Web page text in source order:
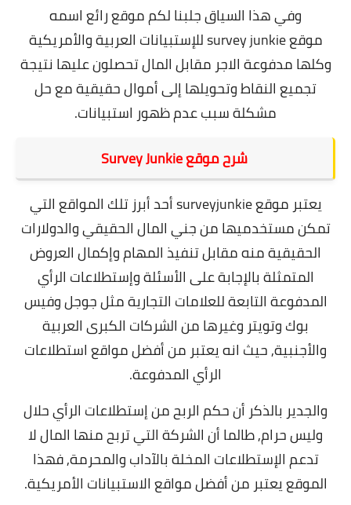
وفي هذا السياق جلبنا لكم موقع رائع اسمه
موقع survey junkie للإستبيانات العربية والأمريكية
وكلها مدفوعة الاجر مقابل المال تحصلون عليها نتيجة
تجميع النقاط وتحويلها إلى أموال حقيقيةمع حل
مشكلة سبب عدم ظهور استبيانات.
شرح موقع Survey Junkie
يعتبر موقع surveyjunkie أحد أبرز تلك المواقع التي
تمكن مستخدميها من جني المال الحقيقي والدولارات
الحقيقية منه مقابل تنفيذ المهام وإكمال العروض
المتمثلة بالإجابة على الأسئلة وإستطلاعات الرأي
المدفوعة التابعة للعلامات التجارية مثل جوجل وفيس
بوك وتويتر وغيرها من الشركات الكبرى العربية
والأجنبية, حيث انه يعتبر من أفضل مواقع استطلاعات
الرأي المدفوعة.
والجدير بالذكر أن حكم الربح من إستطلاعات الرأي حلال
وليس حرام, طالما أن الشركة التي تربح منها المال لا
تدعم الإستطلاعات المخلة بالآداب والمحرمة, فهذا
الموقع يعتبر من أفضل مواقع الاستبيانات الأمريكية.